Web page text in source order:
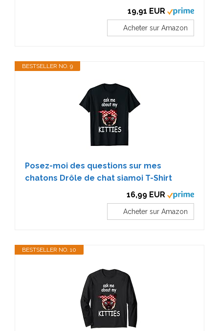
19,91 EUR
Acheter sur Amazon
BESTSELLER NO. 9
Posez-moi des questions sur mes
chatons Drôle de chat siamoi T-Shirt
16,99 EUR
Acheter sur Amazon
BESTSELLER NO. 10